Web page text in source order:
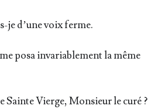
je d’une voix ferme.
posa inva­ria­ble­ment la même
Vierge, Mon­sieur le curé ?